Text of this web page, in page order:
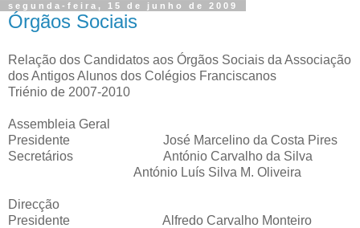
segunda-feira, 15 de junho de 2009
Órgãos Sociais
Relação dos Candidatos aos Órgãos Sociais da Associação
dos Antigos Alunos dos Colégios Franciscanos
Triénio de 2007-2010
Assembleia Geral
Presidente José Marcelino da Costa Pires
Secretários António Carvalho da Silva
António Luís Silva M. Oliveira
Direcção
Presidente Alfredo Carvalho Monteiro